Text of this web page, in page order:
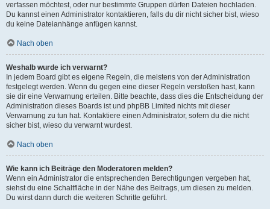
verfassen möchtest, oder nur bestimmte Gruppen dürfen Dateien hochladen.
Du kannst einen Administrator kontaktieren, falls du dir nicht sicher bist, wieso
du keine Dateianhänge anfügen kannst.
Nach oben
Weshalb wurde ich verwarnt?
In jedem Board gibt es eigene Regeln, die meistens von der Administration
festgelegt werden. Wenn du gegen eine dieser Regeln verstoßen hast, kann
sie dir eine Verwarnung erteilen. Bitte beachte, dass dies die Entscheidung der
Administration dieses Boards ist und phpBB Limited nichts mit dieser
Verwarnung zu tun hat. Kontaktiere einen Administrator, sofern du die nicht
sicher bist, wieso du verwarnt wurdest.
Nach oben
Wie kann ich Beiträge den Moderatoren melden?
Wenn ein Administrator die entsprechenden Berechtigungen vergeben hat,
siehst du eine Schaltfläche in der Nähe des Beitrags, um diesen zu melden.
Du wirst dann durch die weiteren Schritte geführt.